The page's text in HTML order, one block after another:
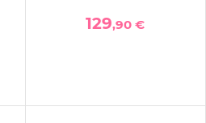
129,90 €